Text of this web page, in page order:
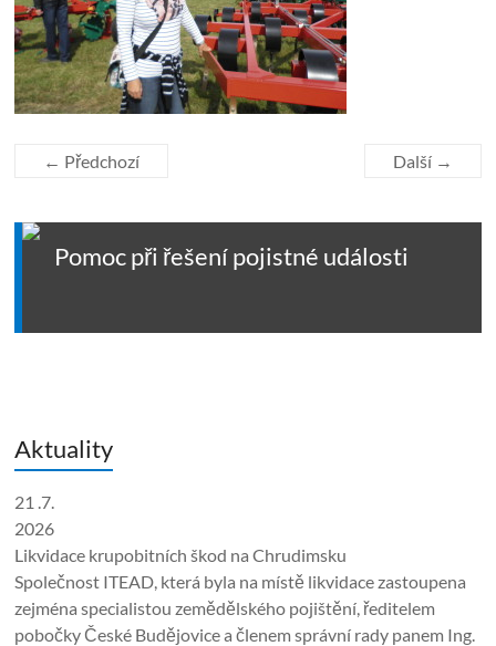
← Předchozí Další →
Pomoc při řešení pojistné události
Aktuality
21 .7.
2026
Likvidace krupobitních škod na Chrudimsku
Společnost ITEAD, která byla na místě likvidace zastoupena
zejména specialistou zemědělského pojištění, ředitelem
pobočky České Budějovice a členem správní rady panem Ing.